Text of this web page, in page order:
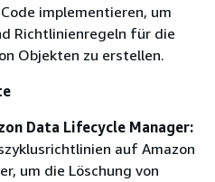
implementieren, um
Richtlinienregeln für die
Objekten zu erstellen.
Data Lifecycle Manager:
auf Amazon
um die Löschung von